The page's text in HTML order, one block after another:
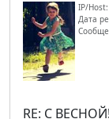
IP/
Дата
RE: С ВЕСНОЙ!